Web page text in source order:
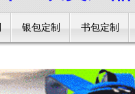
银包定制 书包定制